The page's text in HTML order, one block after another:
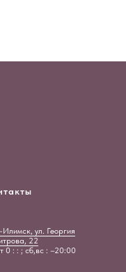
Илимск, ул. Георгия
22
0 : : ; сб,вс : –20:00